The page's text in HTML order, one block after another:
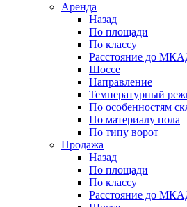
Аренда
Назад
По площади
По классу
Расстояние до
Шоссе
Направление
Температурный
По особенностям
По материалу пола
По типу ворот
Продажа
Назад
По площади
По классу
Расстояние до